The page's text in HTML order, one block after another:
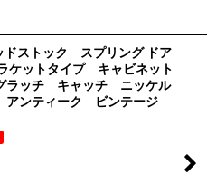
ストック スプリング ドア
ケットタイプ キャビネット
ラッチ キャッチ ニッケル
ンティーク ビンテージ